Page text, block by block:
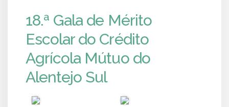
18.ª Gala de Mérito
Escolar do Crédito
Agrícola Mútuo do
Alentejo Sul